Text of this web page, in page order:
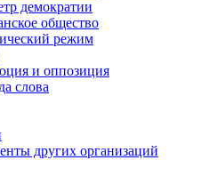
демократии
общество
режим
и оппозиция
слова
других организаций